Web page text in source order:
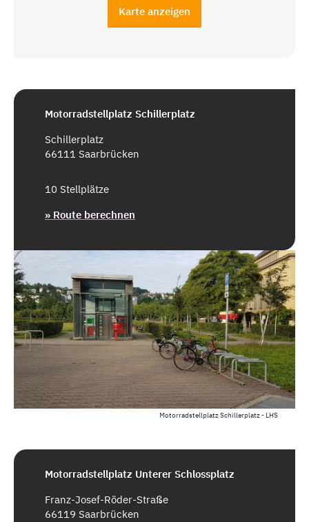
Karte anzeigen
Motorradstellplatz Schillerplatz
Schillerplatz
66111 Saarbrücken
10 Stellplätze
» Route berechnen
Motorradstellplatz Schillerplatz - LHS
Motorradstellplatz Unterer Schlossplatz
Franz-Josef-Röder-Straße
66119 Saarbrücken